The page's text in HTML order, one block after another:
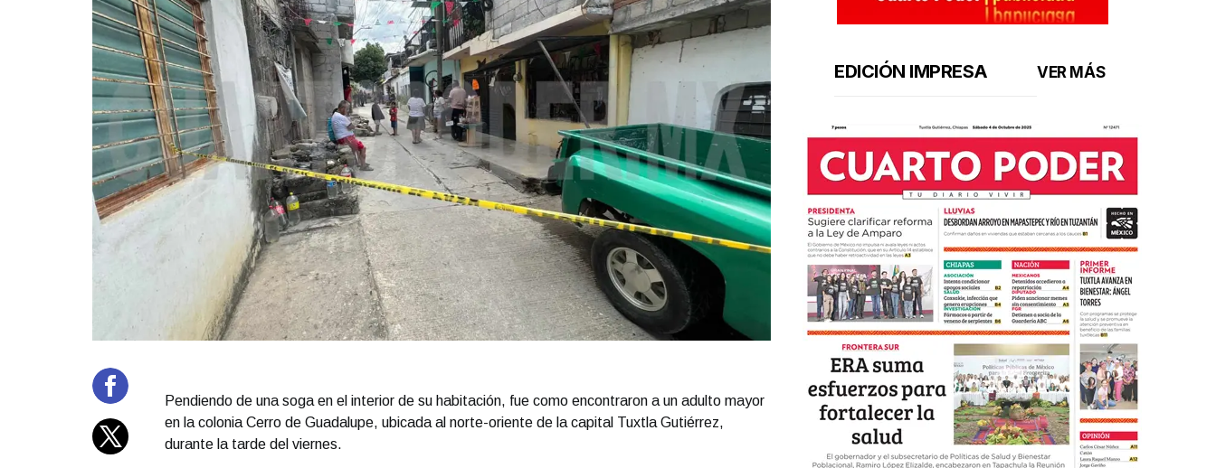
Pendiendo de una soga en el interior de su habitación, fue como encontraron a un adulto mayor
en la colonia Cerro de Guadalupe, ubicada al norte-oriente de la capital Tuxtla Gutiérrez,
durante la tarde del viernes.
EDICIÓN IMPRESA VER MÁS